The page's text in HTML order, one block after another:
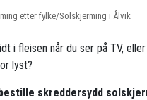
etter fylke/Solskjerming i Ålvik
i fleisen når du ser på TV,
lyst?
skreddersydd